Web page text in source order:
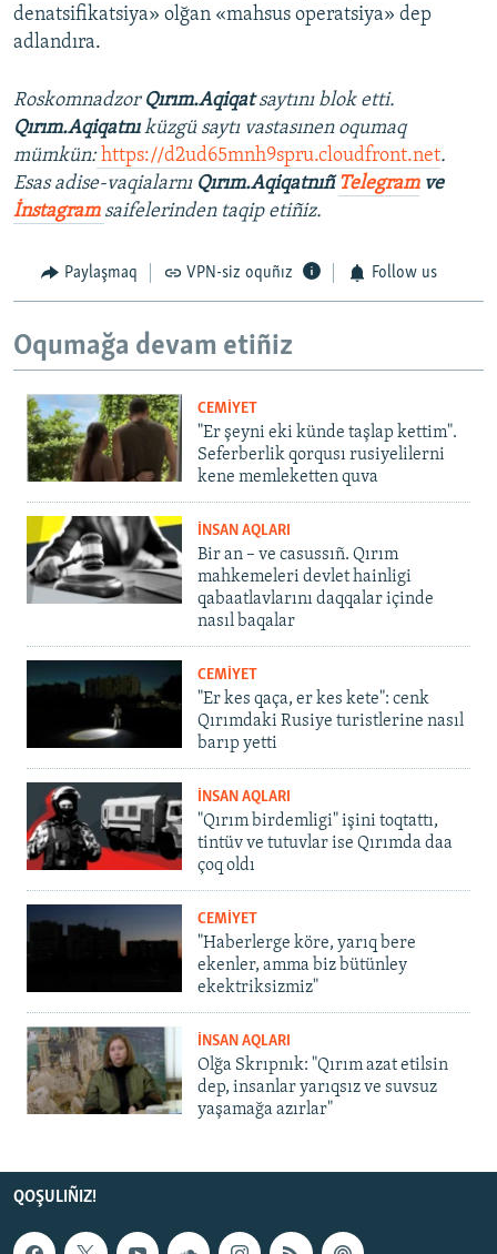
denatsifikatsiya» olğan «mahsus operatsiya» dep
adlandıra.
Roskomnadzor Qırım.Aqiqatsaytını blok etti.
Qırım.Aqiqatnıküzgü saytı vastasınen oqumaq
mümkün: https://d2ud65mnh9spru.cloudfront.net.
Esas adise-vaqialarnı Qırım.Aqiqatnıñ Telegramve
İnstagram saifelerinden taqip etiñiz.
Paylaşmaq VPN-siz oquñız Follow us
Oqumağa devam etiñiz
CEMİYET
"Er şeyni eki künde taşlap kettim".
Seferberlik qorqusı rusiyelilerni
kene memleketten quva
İNSAN AQLARI
Bir an – ve casussıñ. Qırım
mahkemeleri devlet hainligi
qabaatlavlarını daqqalar içinde
nasıl baqalar
CEMİYET
"Er kes qaça, er kes kete": cenk
Qırımdaki Rusiye turistlerine nasıl
barıp yetti
İNSAN AQLARI
"Qırım birdemligi" işini toqtattı,
tintüv ve tutuvlar ise Qırımda daa
çoq oldı
CEMİYET
"Haberlerge köre, yarıq bere
ekenler, amma biz bütünley
ekektriksizmiz"
İNSAN AQLARI
Olğa Skrıpnık: "Qırım azat etilsin
dep, insanlar yarıqsız ve suvsuz
yaşamağa azırlar"
QOŞULIÑIZ!